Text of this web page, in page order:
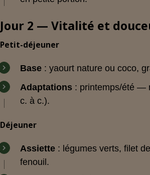
Jour 2 — Vitalité et
Petit-déjeuner
Base : yaourt nature ou coco,
Adaptations : printemps/été —
c. à c.).
Déjeuner
Assiette : légumes verts, filet
fenouil.